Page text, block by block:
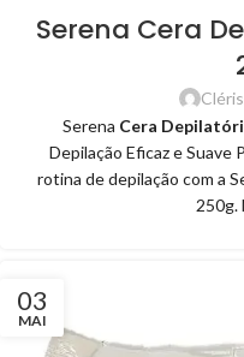
Serena Cera
Serena Cera
Depilação Eficaz e Suave
rotina de depilação com a
250g.
03
MAI